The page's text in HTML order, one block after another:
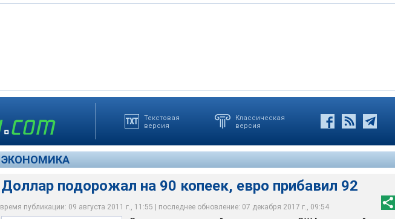
Текстовая
версия
Классическая
версия
ЭКОНОМИКА
Доллар подорожал на 90 копеек, евро прибавил 92
время публикации: 09 августа 2011 г., 11:55 | последнее обновление: 07 декабря 2017 г., 09:54
Доллар подорожал на 90 копеек, евро прибавил 92
ММВБ